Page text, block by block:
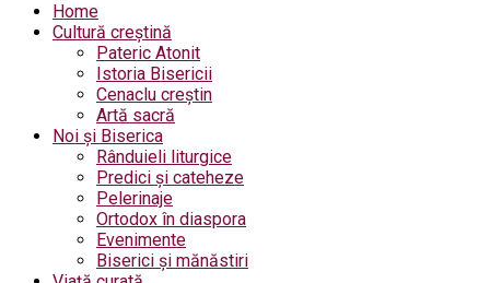
Home
Cultură creștină
Pateric Atonit
Istoria Bisericii
Cenaclu creștin
Artă sacră
Noi și Biserica
Rânduieli liturgice
Predici și cateheze
Pelerinaje
Ortodox în diaspora
Evenimente
Biserici și mănăstiri